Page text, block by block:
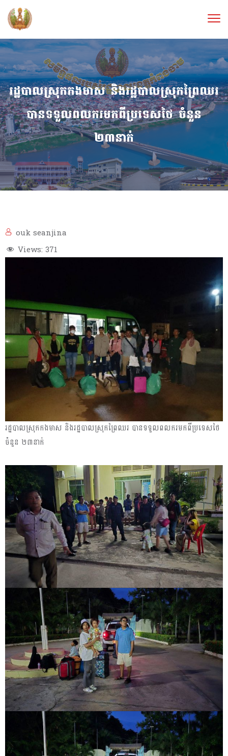
រដ្ឋបាលស្រុកកងមាស និងរដ្ឋបាលស្រុកព្រៃឈរ
បានទទួលពលករមកពីប្រទេសថៃ ចំនួន
២៣នាក់
ouk seanjina
Views: 371
រដ្ឋបាលស្រុកកងមាស និងរដ្ឋបាលស្រុកព្រៃឈរ បានទទួលពលករមកពីប្រទេសថៃ
ចំនួន ២៣នាក់